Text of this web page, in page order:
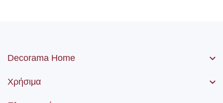
Decorama Home
Χρήσιμα